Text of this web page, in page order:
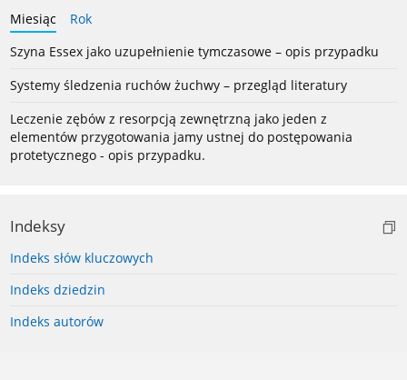
Miesiąc
Rok
Szyna Essex jako uzupełnienie tymczasowe – opis przypadku
Systemy śledzenia ruchów żuchwy – przegląd literatury
Leczenie zębów z resorpcją zewnętrzną jako jeden z
elementów przygotowania jamy ustnej do postępowania
protetycznego - opis przypadku.
Indeksy
Indeks słów kluczowych
Indeks dziedzin
Indeks autorów